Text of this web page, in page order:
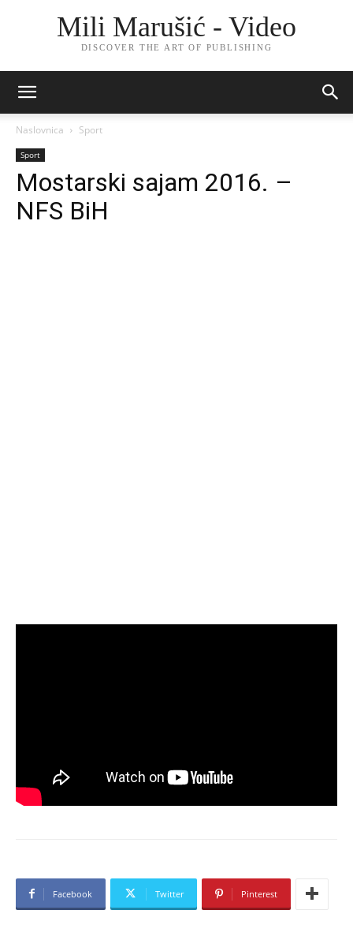
Mili Marušić - Video
DISCOVER THE ART OF PUBLISHING
Naslovnica Sport
Sport
Mostarski sajam 2016. –
NFS BiH
Facebook Twitter Pinterest